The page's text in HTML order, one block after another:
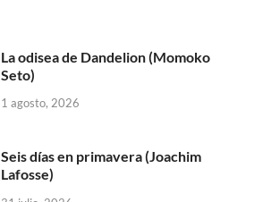
La odisea de Dandelion (Momoko
Seto)
1 agosto, 2026
Seis días en primavera (Joachim
Lafosse)